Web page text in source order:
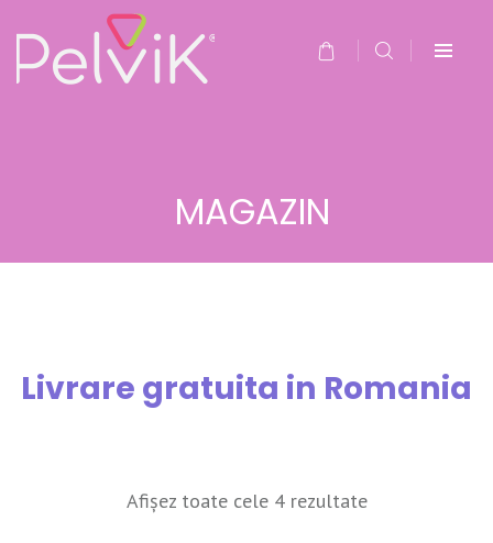
MAGAZIN
Livrare gratuita in Romania
Afișez toate cele 4 rezultateSortat